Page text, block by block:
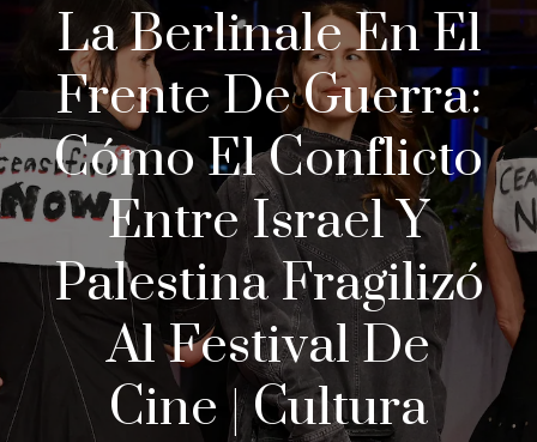
La Berlinale En El
Frente De Guerra:
Cómo El Conflicto
Entre Israel Y
Palestina Fragilizó
Al Festival De
Cine | Cultura